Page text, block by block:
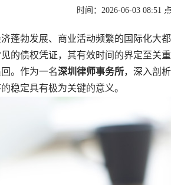
时间：2026-06-03 08:51
勃发展、商业活动频繁的国际化大都
的债权凭证，其有效时间的界定至关
。作为一名深圳律师事务所，深入剖
稳定具有极为关键的意义。